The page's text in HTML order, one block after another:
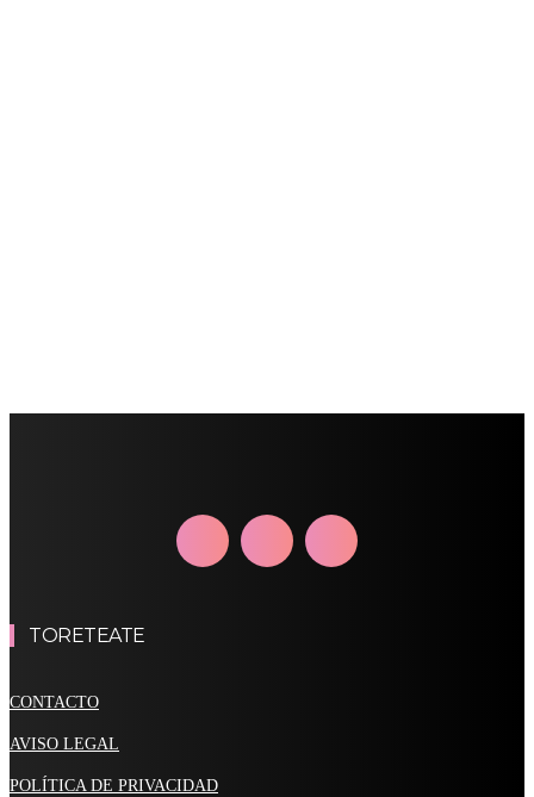
TORETEATE
CONTACTO
AVISO LEGAL
POLÍTICA DE PRIVACIDAD